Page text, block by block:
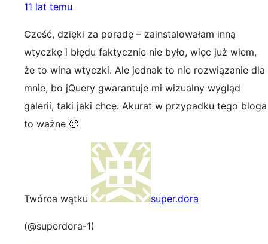
11 lat temu
Cześć, dzięki za poradę – zainstalowałam inną
wtyczkę i błędu faktycznie nie było, więc już wiem,
że to wina wtyczki. Ale jednak to nie rozwiązanie dla
mnie, bo jQuery gwarantuje mi wizualny wygląd
galerii, taki jaki chcę. Akurat w przypadku tego bloga
to ważne 🙂
Twórca wątku super.dora
(@superdora-1)